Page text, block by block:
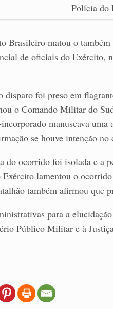
Polícia do
Brasileiro matou o
de oficiais do Exército,
foi preso em
o Comando Militar do
manuseava
se houve intenção no
do ocorrido foi isolada e a
lamentou o
também afirmou que
para a
Público Militar e à